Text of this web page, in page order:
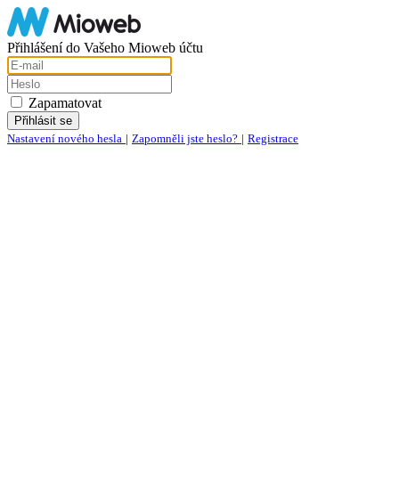
Přihlášení do Vašeho Mioweb účtu
Zapamatovat
Nastavení nového hesla | Zapomněli jste heslo? | Registrace